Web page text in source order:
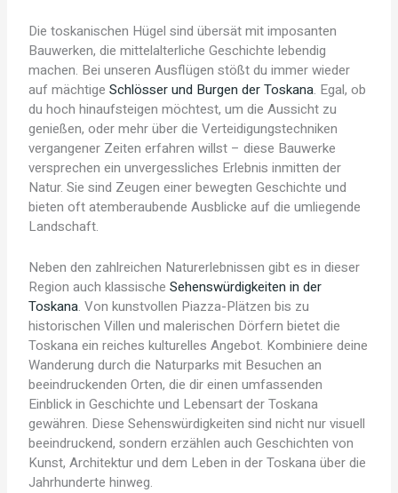
Die toskanischen Hügel sind übersät mit imposanten
Bauwerken, die mittelalterliche Geschichte lebendig
machen. Bei unseren Ausflügen stößt du immer wieder
auf mächtigeSchlösser und Burgen der Toskana. Egal, ob
du hoch hinaufsteigen möchtest, um die Aussicht zu
genießen, oder mehr über die Verteidigungstechniken
vergangener Zeiten erfahren willst – diese Bauwerke
versprechen ein unvergessliches Erlebnis inmitten der
Natur. Sie sind Zeugen einer bewegten Geschichte und
bieten oft atemberaubende Ausblicke auf die umliegende
Landschaft.
Neben den zahlreichen Naturerlebnissen gibt es in dieser
Region auch klassischeSehenswürdigkeiten in der
Toskana. Von kunstvollen Piazza-Plätzen bis zu
historischen Villen und malerischen Dörfern bietet die
Toskana ein reiches kulturelles Angebot. Kombiniere deine
Wanderung durch die Naturparks mit Besuchen an
beeindruckenden Orten, die dir einen umfassenden
Einblick in Geschichte und Lebensart der Toskana
gewähren. Diese Sehenswürdigkeiten sind nicht nur visuell
beeindruckend, sondern erzählen auch Geschichten von
Kunst, Architektur und dem Leben in der Toskana über die
Jahrhunderte hinweg.